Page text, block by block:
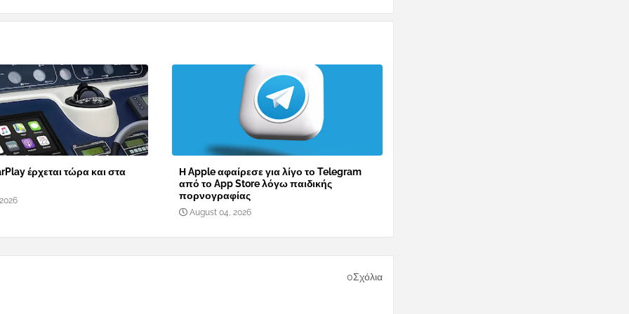
έρχεται τώρα και στα
Η Apple αφαίρεσε για λίγο το Telegram
από το App Store λόγω παιδικής
πορνογραφίας
August 04, 2026
0Σχόλια